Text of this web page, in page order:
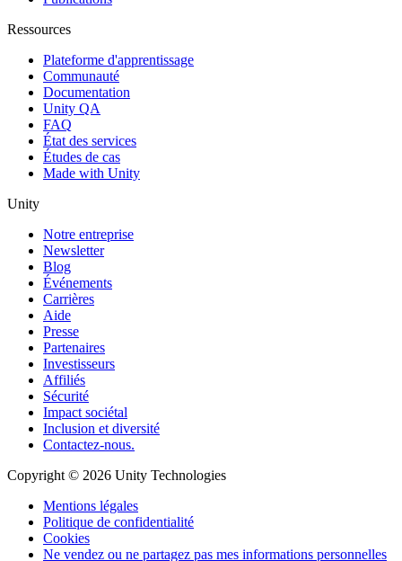
Ressources
Plateforme d'apprentissage
Communauté
Documentation
Unity QA
FAQ
État des services
Études de cas
Made with Unity
Unity
Notre entreprise
Newsletter
Blog
Événements
Carrières
Aide
Presse
Partenaires
Investisseurs
Affiliés
Sécurité
Impact sociétal
Inclusion et diversité
Contactez-nous.
Copyright © 2026 Unity Technologies
Mentions légales
Politique de confidentialité
Cookies
Ne vendez ou ne partagez pas mes informations personnelles